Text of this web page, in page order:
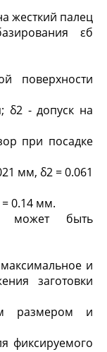
жесткий палец
εб
поверхности
δ2 - допуск на
при посадке
мм, δ2 = 0.061
= 0.14 мм.
может быть
и
заготовки
размером и
фиксируемого